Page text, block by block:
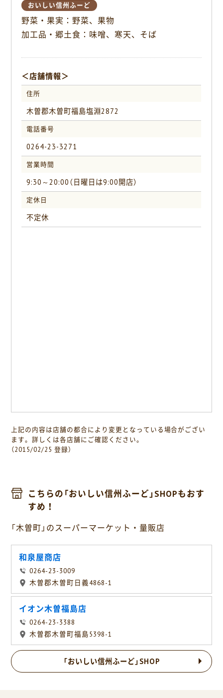
おいしい信州ふーど
野菜・果実：野菜、果物
加工品・郷土食：味噌、寒天、そば
＜店舗情報＞
住所
木曽郡木曽町福島塩淵2872
電話番号
0264-23-3271
営業時間
9:30～20:00（日曜日は9:00開店）
定休日
不定休
上記の内容は店舗の都合により変更となっている場合がござい
ます。詳しくは各店舗にご確認ください。
（2015/02/25 登録）
こちらの「おいしい信州ふーど」SHOPもおす
すめ！
「木曽町」のスーパーマーケット・量販店
和泉屋商店
0264-23-3009
木曽郡木曽町日義4868-1
イオン木曽福島店
0264-23-3388
木曽郡木曽町福島5398-1
「おいしい信州ふーど」SHOP